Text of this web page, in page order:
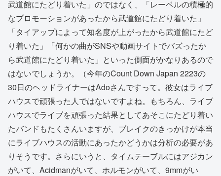
武道館にたどり着いた」のではなく、「レーベルの積極的
なプロモーションがあったから武道館にたどり着いた」
「タイアップによって知名度が上がったから武道館にたど
り着いた」「何かの曲がSNSや動画サイトでバズったか
ら武道館にたどり着いた」といった側面がかなりあるので
はないでしょうか。（今年のCount Down Japan 2223の
30日のヘッドライナーはAdoさんですって。彼女はライブ
ハウスで頑張った人ではないですよね。もちろん、ライブ
ハウスでライブを頑張った結果としてあそこにたどり着い
たバンドもたくさんいますが、ブレイクのきっかけが本当
にライブハウスの活動にあったかどうかは分析の必要があ
りそうです。さらにいうと、タイムテーブルにはアジカン
がいて、Acidmanがいて、ホルモンがいて、9mmがい